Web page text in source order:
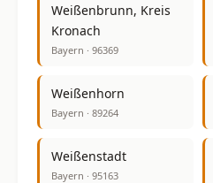
Weißenbrunn, Kreis
Kronach
Bayern · 96369
Weißenhorn
Bayern · 89264
Weißenstadt
Bayern · 95163